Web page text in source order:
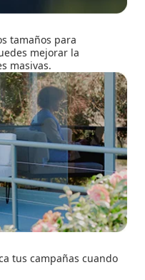
tamaños para
mejorar la
masivas.
tus campañas cuando